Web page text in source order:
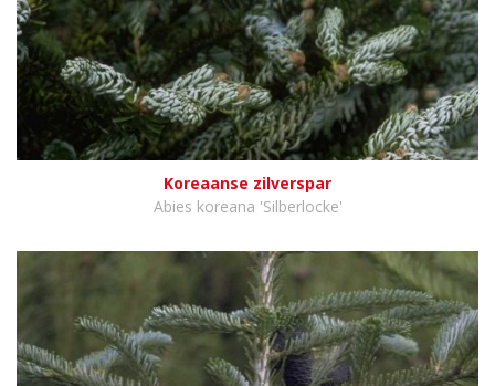
Koreaanse zilverspar
Abies koreana 'Silberlocke'